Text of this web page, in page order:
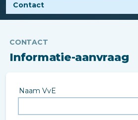
Contact
CONTACT
Informatie-aanvraag
Naam VvE